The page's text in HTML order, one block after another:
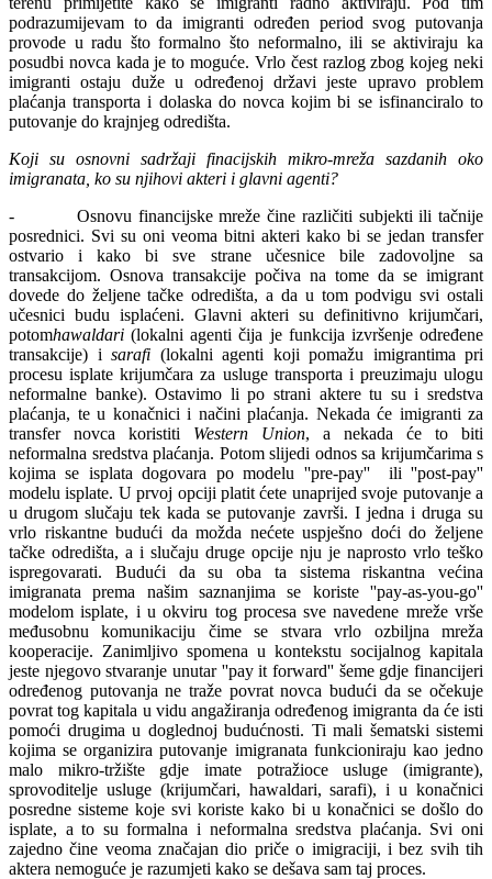
podrazumijevam to da imigranti određen period svog putovanja
provode u radu što formalno što neformalno, ili se aktiviraju ka
posudbi novca kada je to moguće. Vrlo čest razlog zbog kojeg neki
imigranti ostaju duže u određenoj državi jeste upravo problem
plaćanja transporta i dolaska do novca kojim bi se isfinanciralo to
putovanje do krajnjeg odredišta.
Koji su osnovni sadržaji finacijskih mikro-mreža sazdanih oko
imigranata, ko su njihovi akteri i glavni agenti?
- Osnovu financijske mreže čine različiti subjekti ili tačnije
posrednici. Svi su oni veoma bitni akteri kako bi se jedan transfer
ostvario i kako bi sve strane učesnice bile zadovoljne sa
transakcijom. Osnova transakcije počiva na tome da se imigrant
dovede do željene tačke odredišta, a da u tom podvigu svi ostali
učesnici budu isplaćeni. Glavni akteri su definitivno krijumčari,
potomhawaldari(lokalni agenti čija je funkcija izvršenje određene
transakcije) i sarafi (lokalni agenti koji pomažu imigrantima pri
procesu isplate krijumčara za usluge transporta i preuzimaju ulogu
neformalne banke). Ostavimo li po strani aktere tu su i sredstva
plaćanja, te u konačnici i načini plaćanja. Nekada će imigranti za
transfer novca koristiti Western Union, a nekada će to biti
neformalna sredstva plaćanja. Potom slijedi odnos sa krijumčarima s
kojima se isplata dogovara po modelu ''pre-pay'' ili ''post-pay''
modelu isplate. U prvoj opciji platit ćete unaprijed svoje putovanje a
u drugom slučaju tek kada se putovanje završi. I jedna i druga su
vrlo riskantne budući da možda nećete uspješno doći do željene
tačke odredišta, a i slučaju druge opcije nju je naprosto vrlo teško
ispregovarati. Budući da su oba ta sistema riskantna većina
imigranata prema našim saznanjima se koriste ''pay-as-you-go''
modelom isplate, i u okviru tog procesa sve navedene mreže vrše
međusobnu komunikaciju čime se stvara vrlo ozbiljna mreža
kooperacije. Zanimljivo spomena u kontekstu socijalnog kapitala
jeste njegovo stvaranje unutar ''pay it forward'' šeme gdje financijeri
određenog putovanja ne traže povrat novca budući da se očekuje
povrat tog kapitala u vidu angažiranja određenog imigranta da će isti
pomoći drugima u doglednoj budućnosti. Ti mali šematski sistemi
kojima se organizira putovanje imigranata funkcioniraju kao jedno
malo mikro-tržište gdje imate potražioce usluge (imigrante),
sprovoditelje usluge (krijumčari, hawaldari, sarafi), i u konačnici
posredne sisteme koje svi koriste kako bi u konačnici se došlo do
isplate, a to su formalna i neformalna sredstva plaćanja. Svi oni
zajedno čine veoma značajan dio priče o imigraciji, i bez svih tih
aktera nemoguće je razumjeti kako se dešava sam taj proces.